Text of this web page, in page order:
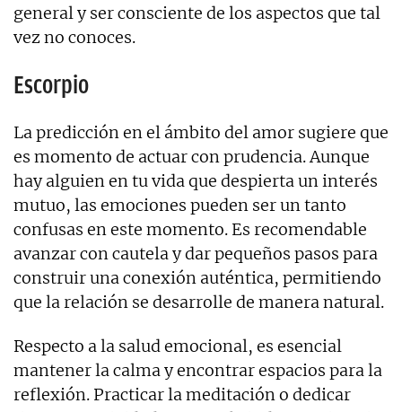
general y ser consciente de los aspectos que tal
vez no conoces.
Escorpio
La predicción en el ámbito del amor sugiere que
es momento de actuar con prudencia. Aunque
hay alguien en tu vida que despierta un interés
mutuo, las emociones pueden ser un tanto
confusas en este momento. Es recomendable
avanzar con cautela y dar pequeños pasos para
construir una conexión auténtica, permitiendo
que la relación se desarrolle de manera natural.
Respecto a la salud emocional, es esencial
mantener la calma y encontrar espacios para la
reflexión. Practicar la meditación o dedicar